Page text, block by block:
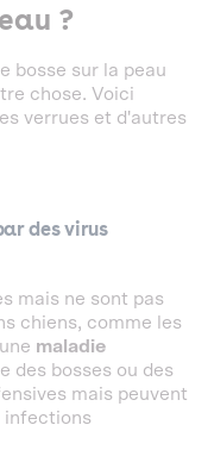
?
bosse sur la peau
chose. Voici
verrues et d'autres
des virus
mais ne sont pas
chiens, comme les
maladie
des bosses ou des
mais peuvent
infections